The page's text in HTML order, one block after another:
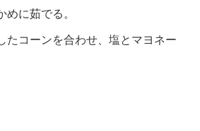
に茹でる。
コーンを合わせ、塩とマヨネー